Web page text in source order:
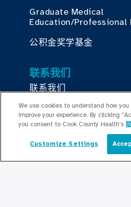
Graduate Medical
Education/Professional
公积金奖学基金
联系我们
联系我们
保持更新
新闻稿
We use cookies to understand how
improve your experience. By clicking
you consent to Cook County Health's
Customize Settings